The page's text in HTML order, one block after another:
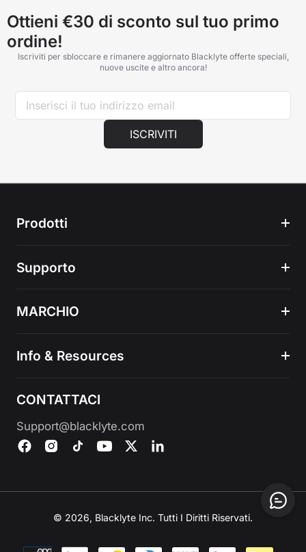
Ottieni €30 di sconto sul tuo primo
ordine!
Iscriviti per sbloccare e rimanere aggiornato Blacklyte offerte speciali,
nuove uscite e altro ancora!
ISCRIVITI
Prodotti
Supporto
MARCHIO
Info & Resources
CONTATTACI
Support@blacklyte.com
© 2026, Blacklyte Inc. Tutti I Diritti Riservati.
Metodi